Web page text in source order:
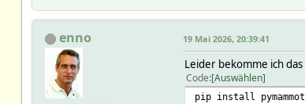
enno 19 Mai 2026, 20:39:41
Leider bekomme ich
Code Auswählen
pip install